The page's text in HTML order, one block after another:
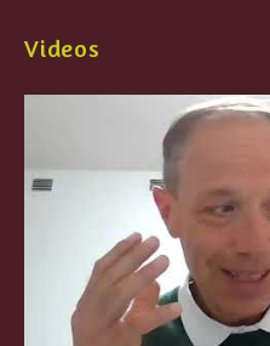
Videos